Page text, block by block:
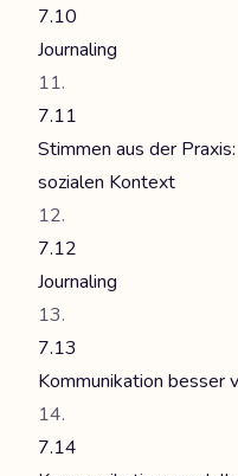
7.10
Journaling
7.11
Stimmen aus der
sozialen Kontext
7.12
Journaling
7.13
Kommunikation besser
7.14